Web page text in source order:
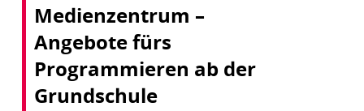
Medienzentrum –
Angebote fürs
Programmieren ab der
Grundschule